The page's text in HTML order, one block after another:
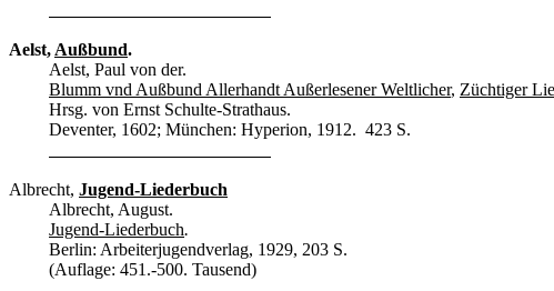
Aelst, Außbund.
Aelst, Paul von der.
Blumm vnd Außbund Allerhandt Außerlesener Weltlicher, Züchtiger
Hrsg. von Ernst Schulte-Strathaus.
Deventer, 1602; München: Hyperion, 1912. 423 S.
Albrecht, Jugend-Liederbuch
Albrecht, August.
Jugend-Liederbuch.
Berlin: Arbeiterjugendverlag, 1929, 203 S.
(Auflage: 451.-500. Tausend)